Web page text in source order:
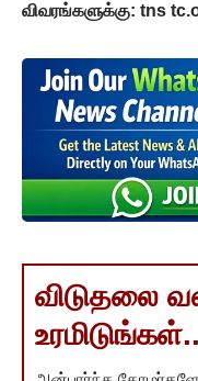
விவரங்களுக்கு: tns
விடுதலை
உரமிடுங்கள்..